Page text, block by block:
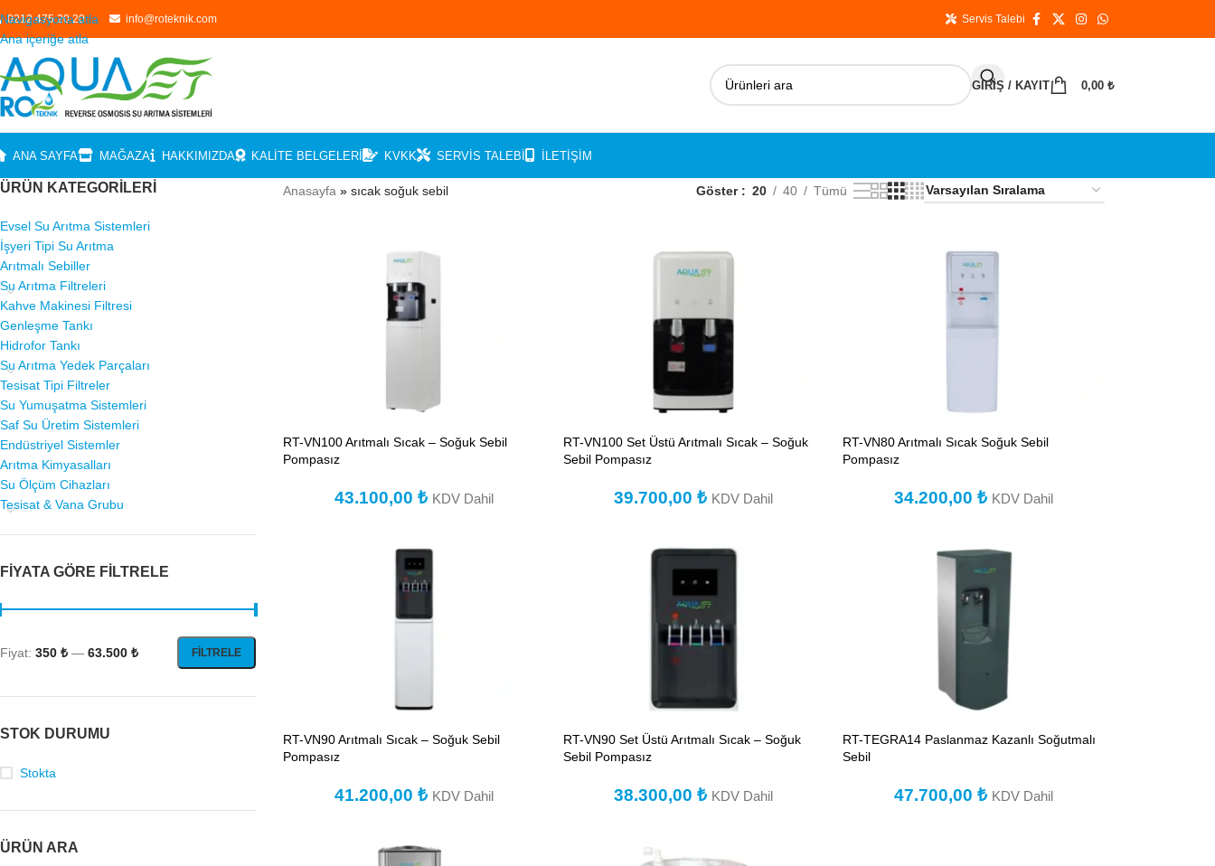
Navigasyona atla
Ana içeriğe atla
0212 475 20 20 info@roteknik.com Servis Talebi
GIRIŞ / KAYIT 0,00 ₺
ANA SAYFA MAĞAZA HAKKIMIZDA KALITE BELGELERI KVKK SERVIS TALEBI İLETIŞIM
ÜRÜN KATEGORILERI
Evsel Su Arıtma Sistemleri
İşyeri Tipi Su Arıtma
Arıtmalı Sebiller
Su Arıtma Filtreleri
Kahve Makinesi Filtresi
Genleşme Tankı
Hidrofor Tankı
Su Arıtma Yedek Parçaları
Tesisat Tipi Filtreler
Su Yumuşatma Sistemleri
Saf Su Üretim Sistemleri
Endüstriyel Sistemler
Arıtma Kimyasalları
Su Ölçüm Cihazları
Tesisat & Vana Grubu
FIYATA GÖRE FILTRELE
FILTRELE
Fiyat: 350 ₺ — 63.500 ₺
STOK DURUMU
Stokta
ÜRÜN ARA
Anasayfa » sıcak soğuk sebil Göster 20 40 Tümü
RT-VN100 Arıtmalı Sıcak – Soğuk Sebil
Pompasız
43.100,00 ₺ KDV Dahil
RT-VN100 Set Üstü Arıtmalı Sıcak – Soğuk
Sebil Pompasız
39.700,00₺ KDV Dahil
RT-VN80 Arıtmalı Sıcak Soğuk Sebil
Pompasız
34.200,00₺ KDV Dahil
RT-VN90 Arıtmalı Sıcak – Soğuk Sebil
Pompasız
41.200,00 ₺ KDV Dahil
RT-VN90 Set Üstü Arıtmalı Sıcak – Soğuk
Sebil Pompasız
38.300,00₺ KDV Dahil
RT-TEGRA14 Paslanmaz Kazanlı Soğutmalı
Sebil
47.700,00₺ KDV Dahil